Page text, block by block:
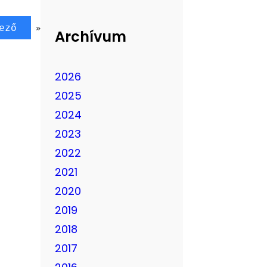
» Archívum
2026
2025
2024
2023
2022
2021
2020
2019
2018
2017